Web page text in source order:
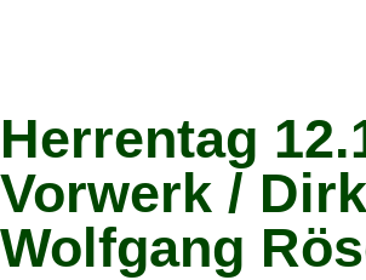
Herrentag
Vorwerk /
Wolfgang